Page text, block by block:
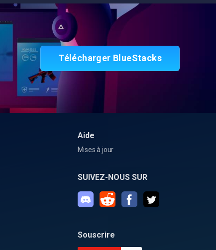
Télécharger BlueStacks
Aide
Mises à jour
SUIVEZ-NOUS SUR
Souscrire